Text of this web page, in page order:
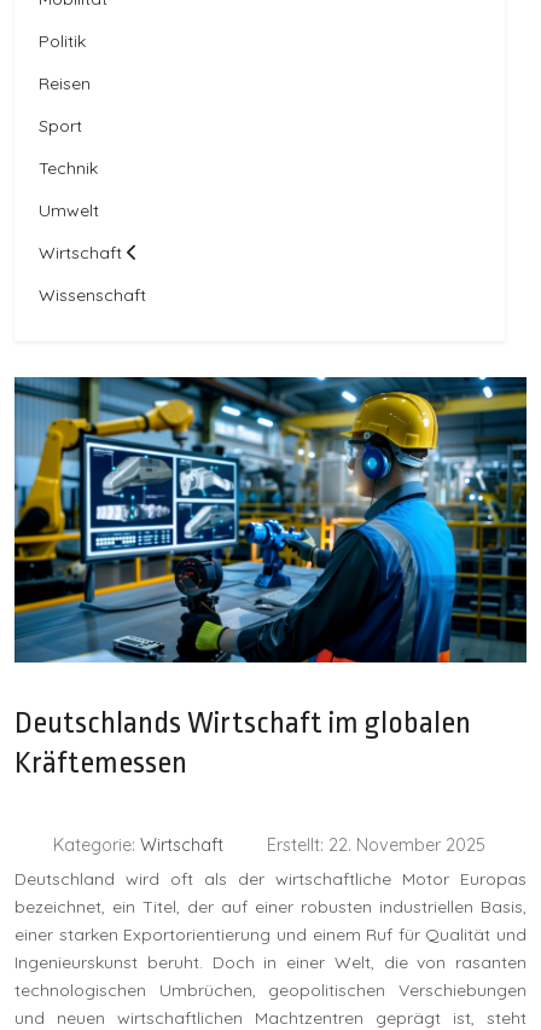
Politik
Reisen
Sport
Technik
Umwelt
Wirtschaft
Wissenschaft
Deutschlands Wirtschaft im globalen
Kräftemessen
Kategorie: Wirtschaft
Erstellt: 22. November 2025
Deutschland wird oft als der wirtschaftliche Motor Europas
bezeichnet, ein Titel, der auf einer robusten industriellen Basis,
einer starken Exportorientierung und einem Ruf für Qualität und
Ingenieurskunst beruht. Doch in einer Welt, die von rasanten
technologischen Umbrüchen, geopolitischen Verschiebungen
und neuen wirtschaftlichen Machtzentren geprägt ist, steht